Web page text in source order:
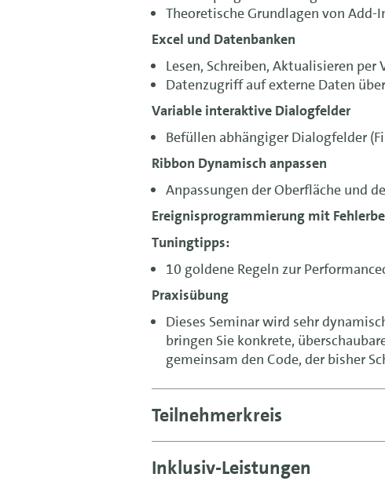
Theoretische Grundlagen von Add-
Excel und Datenbanken
Lesen, Schreiben, Aktualisieren per
Datenzugriff auf externe Daten
Variable interaktive Dialogfelder
Befüllen abhängiger Dialogfelder
Ribbon Dynamisch anpassen
Anpassungen der Oberfläche und
Ereignisprogrammierung mit
Tuningtipps:
10 goldene Regeln zur
Praxisübung
Dieses Seminar wird sehr
bringen Sie konkrete,
gemeinsam den Code, der bisher
Teilnehmerkreis
Inklusiv-Leistungen